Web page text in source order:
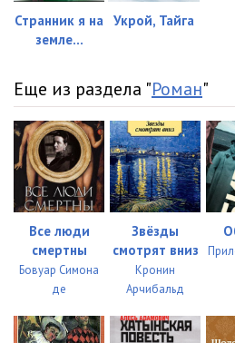
Странник я на
земле...
Укрой, Тайга
Еще из раздела "Роман"
Все люди
смертны
Бовуар Симона
де
Звёзды
смотрят вниз
Кронин
Арчибальд